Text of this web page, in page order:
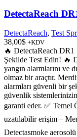
DetectaReach
DetectaReach, Test
38,00$ +KDV
🔥 DetectaReach
Şekilde Test Edin! 🔥
yangın alarmlarını ve
olmaz bir araçtır.
alarmları güvenli bir
güvenlik
garanti eder. ✅
uzatılabilir erişim –
Detectasmoke